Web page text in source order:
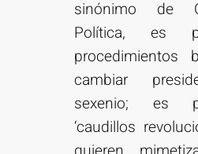
sinónimo de
Política, es
procedimientos
cambiar
sexenio; es
‘caudillos